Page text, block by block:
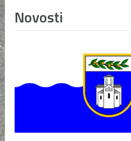
Novosti